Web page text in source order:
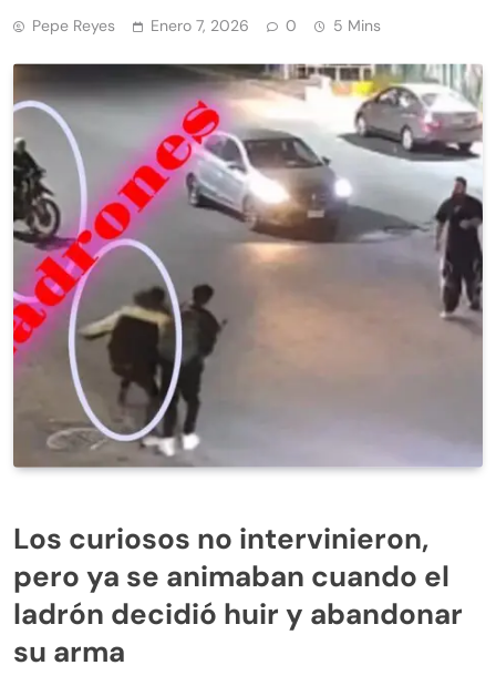
Pepe Reyes Enero 7, 2026 0 5 Mins
Los curiosos no intervinieron,
pero ya se animaban cuando el
ladrón decidió huir y abandonar
su arma